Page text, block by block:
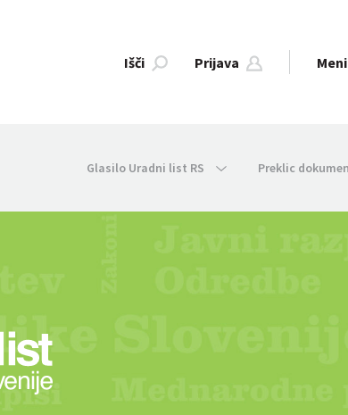
Išči Prijava Meni
Glasilo Uradni list RS Preklic